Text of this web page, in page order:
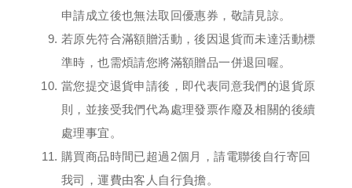
申請成立後也無法取回優惠券，敬請見諒。
若原先符合滿額贈活動，後因退貨而未達活動標
準時，也需煩請您將滿額贈品一併退回喔。
當您提交退貨申請後，即代表同意我們的退貨原
則，並接受我們代為處理發票作廢及相關的後續
處理事宜。
購買商品時間已超過2個月，請電聯後自行寄回
我司，運費由客人自行負擔。